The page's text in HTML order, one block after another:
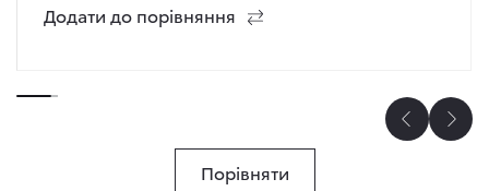
Додати до порівняння
Порівняти